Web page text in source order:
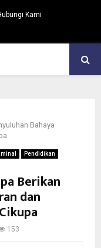
Kami
Bahaya
Pendidikan
Berikan
dan
153